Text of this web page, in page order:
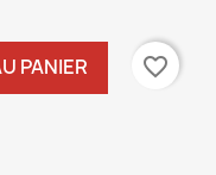
PANIER favorite_border